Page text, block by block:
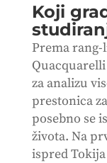
Koji
Prema
Quacquarelli
za analizu
prestonica
posebno se
života. Na
ispred